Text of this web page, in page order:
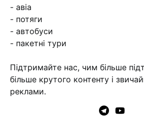
- авіа
- потяги
- автобуси
- пакетні тури
Підтримайте нас, чим більше
більше крутого контенту і
реклами.